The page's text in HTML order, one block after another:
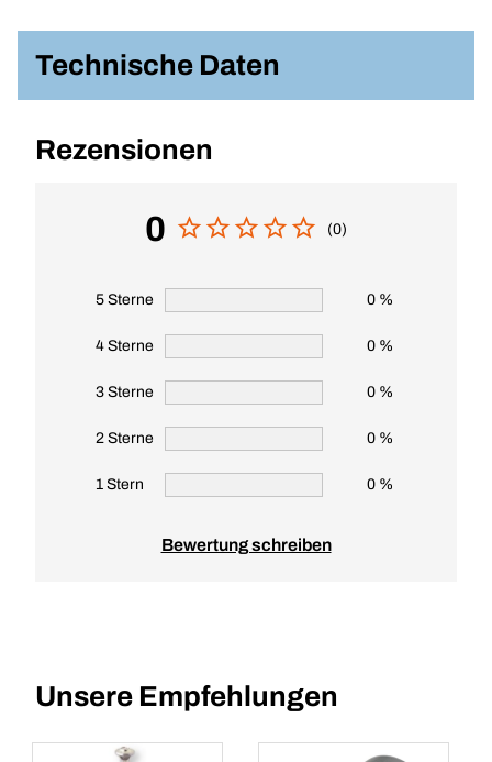
Technische Daten
Rezensionen
0 (0)
5 Sterne 0 %
4 Sterne 0 %
3 Sterne 0 %
2 Sterne 0 %
1 Stern 0 %
Bewertung schreiben
Unsere Empfehlungen